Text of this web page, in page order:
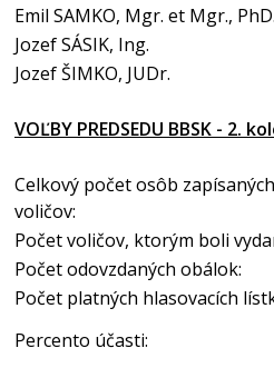
Emil SAMKO, Mgr. et Mgr., PhD.
Jozef SÁSIK, Ing.
Jozef ŠIMKO, JUDr.
VOĽBY PREDSEDU BBSK - 2.
Celkový počet osôb
voličov:
Počet voličov, ktorým boli
Počet odovzdaných obálok:
Počet platných hlasovacích
Percento účasti: